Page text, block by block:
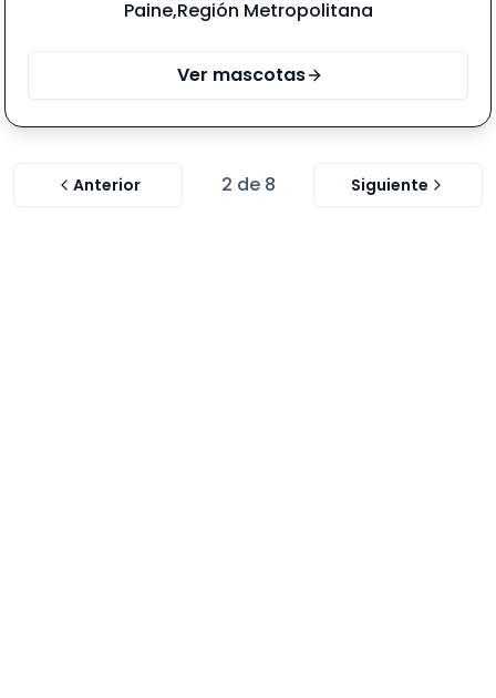
Paine,Región Metropolitana
Ver mascotas
Anterior 2 de 8 Siguiente